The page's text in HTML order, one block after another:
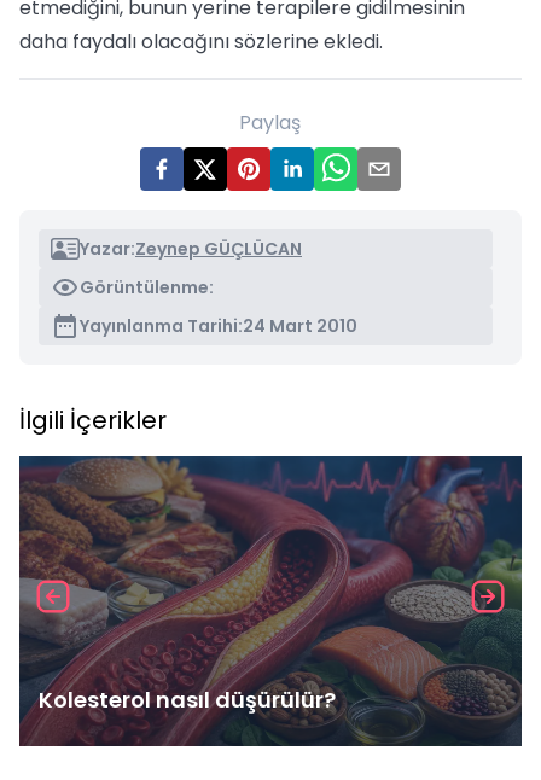
etmediğini, bunun yerine terapilere gidilmesinin
daha faydalı olacağını sözlerine ekledi.
Paylaş
Yazar:Zeynep GÜÇLÜCAN
Görüntülenme:
Yayınlanma Tarihi:24 Mart 2010
İlgili İçerikler
Kolesterol nasıl düşürülür?